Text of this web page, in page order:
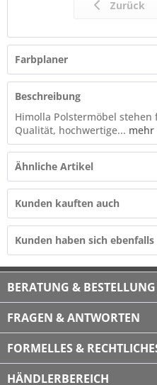
Farbplaner
Beschreibung
Himolla Polstermöbel
Qualität, hochwertige... mehr
Ähnliche Artikel
Kunden kauften auch
Kunden haben sich ebenfalls
BERATUNG & BESTELLUNG
FRAGEN & ANTWORTEN
FORMELLES &
HÄNDLERBEREICH